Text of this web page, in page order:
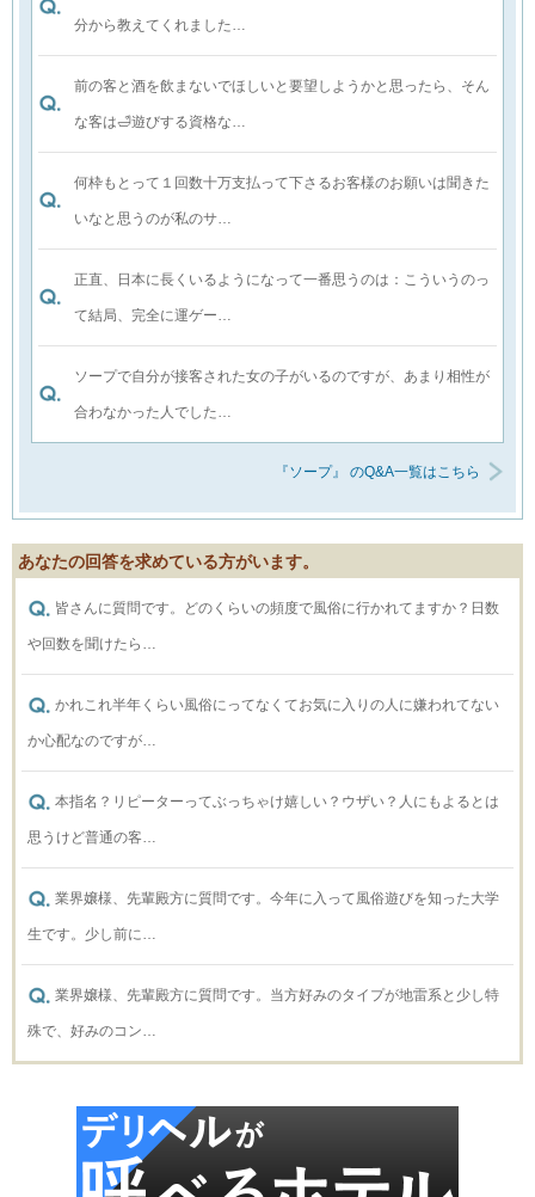
分から教えてくれました…
前の客と酒を飲まないでほしいと要望しようかと思ったら、そん
な客は🛁遊びする資格な…
何枠もとって１回数十万支払って下さるお客様のお願いは聞きた
いなと思うのが私のサ…
正直、日本に長くいるようになって一番思うのは：こういうのっ
て結局、完全に運ゲー…
ソープで自分が接客された女の子がいるのですが、あまり相性が
合わなかった人でした…
『ソープ』 のQ&A一覧はこちら
あなたの回答を求めている方がいます。
皆さんに質問です。どのくらいの頻度で風俗に行かれてますか？日数
や回数を聞けたら…
かれこれ半年くらい風俗にってなくてお気に入りの人に嫌われてない
か心配なのですが…
本指名？リピーターってぶっちゃけ嬉しい？ウザい？人にもよるとは
思うけど普通の客…
業界嬢様、先輩殿方に質問です。今年に入って風俗遊びを知った大学
生です。少し前に…
業界嬢様、先輩殿方に質問です。当方好みのタイプが地雷系と少し特
殊で、好みのコン…